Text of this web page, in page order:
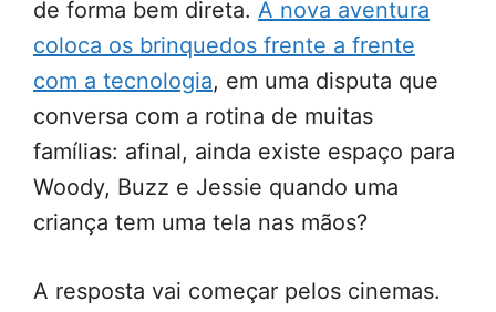
de forma bem direta. A nova aventura
coloca os brinquedos frente a frente
com a tecnologia, em uma disputa que
conversa com a rotina de muitas
famílias: afinal, ainda existe espaço para
Woody, Buzz e Jessie quando uma
criança tem uma tela nas mãos?
A resposta vai começar pelos cinemas.